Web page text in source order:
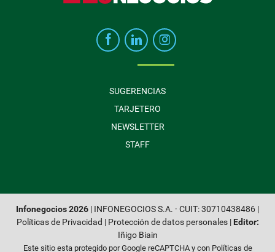
SUGERENCIAS
TARJETERO
NEWSLETTER
STAFF
Infonegocios 2026 | INFONEGOCIOS S.A. · CUIT: 30710438486 |
Políticas de Privacidad | Protección de datos personales| Editor:
Iñigo Biain
Este sitio esta protegido por Google reCAPTCHA y con Políticas de